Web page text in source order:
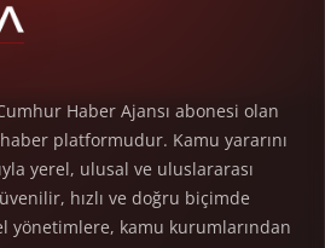
Haber Ajansı abonesi olan
platformudur. Kamu yararını
yerel, ulusal ve uluslararası
hızlı ve doğru biçimde
yönetimlere, kamu kurumlarından